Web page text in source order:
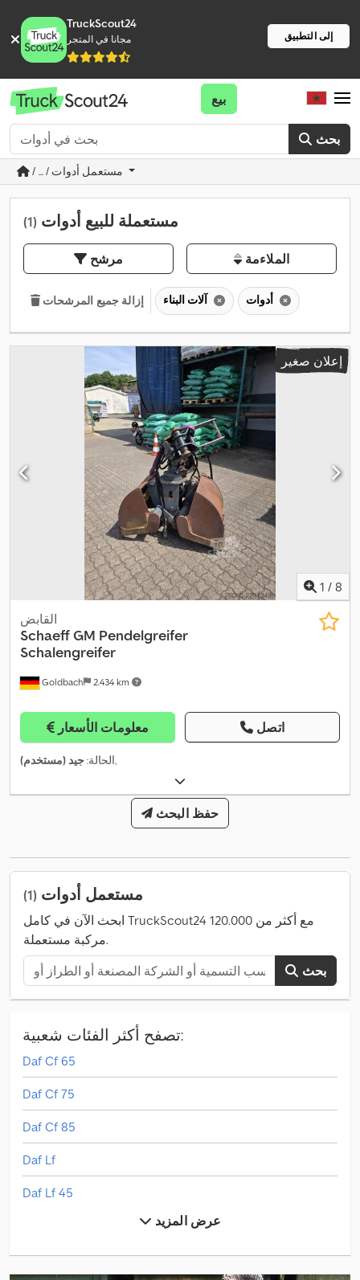
TruckScout24
مجانا في المتجر إلى التطبيق
بحث
بيع
مستعملة للبيع أدوات (1)
مرشح الملاءمة
إزالة جميع المرشحات آلات البناء أدوات
إعلان صغير
1 / 8
Goldbach 2.434 km
القابض
SchaeffGM Pendelgreifer
Schalengreifer
معلومات الأسعار اتصل
الحالة:جيد (مستخدم) ,
حفظ البحث
مستعمل أدوات (1)
ابحث الآن في كامل TruckScout24 مع أكثر من 120.000
مركبة مستعملة.
بحث
تصفح أكثر الفئات شعبية:
Daf Cf 65
Daf Cf 75
Daf Cf 85
Daf Lf
Daf Lf 45
Jcb 535-95
عرض المزيد